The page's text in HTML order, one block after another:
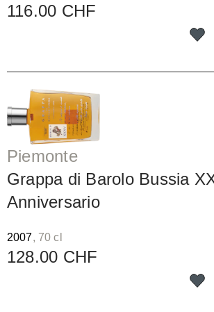
116.00 CHF
Piemonte
Grappa di Barolo Bussia
Anniversario
2007, 70 cl
128.00 CHF